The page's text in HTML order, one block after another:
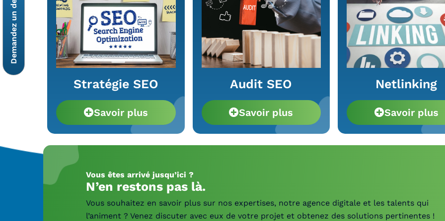
Demandez un devis
Stratégie SEO
Savoir plus
Audit SEO
Savoir plus
Netlinking
Savoir plus
Vous êtes arrivé jusqu’ici ?
N’en restons pas là.
Vous souhaitez en savoir plus sur nos expertises, notre agence digitale et les talents qui
l’animent ? Venez discuter avec eux de votre projet et obtenez des solutions pertinentes !